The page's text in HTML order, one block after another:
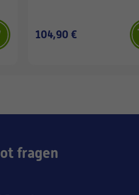
104,90 €
fragen